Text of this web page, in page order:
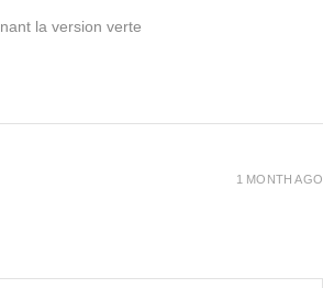
la version verte
1 MONTH AGO